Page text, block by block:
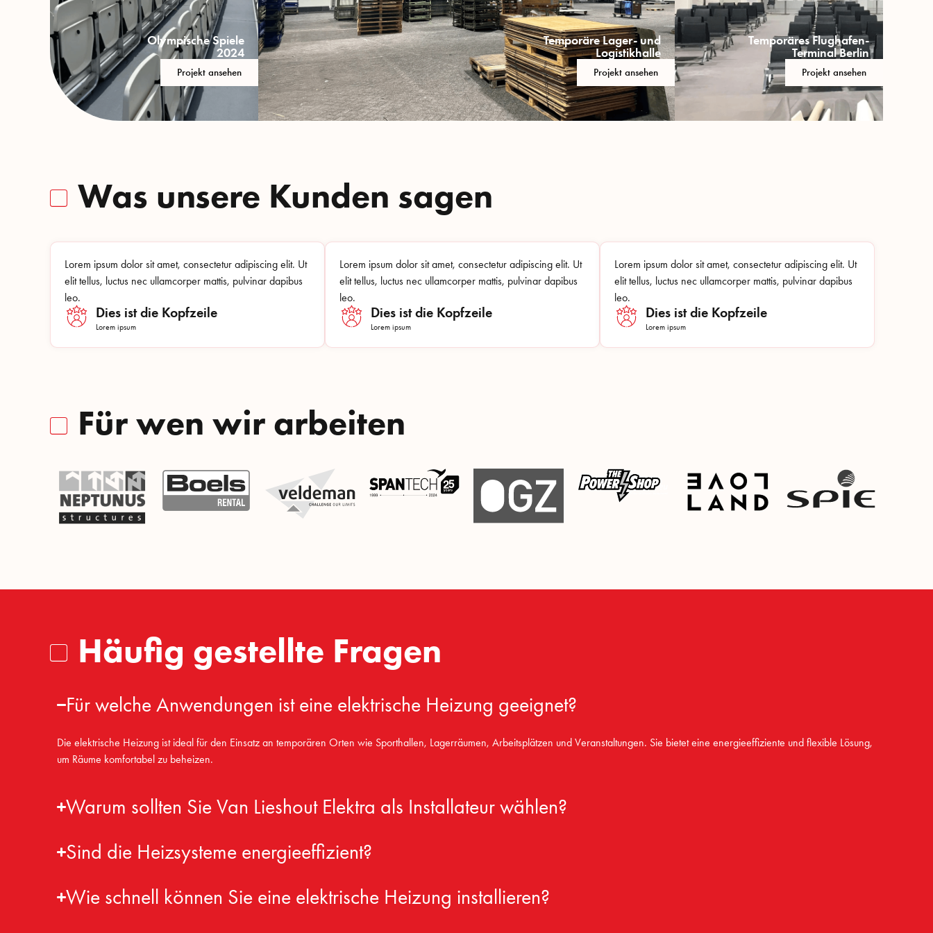
Olympische Spiele
2024
Projekt ansehen
Temporäre Lager- und
Logistikhalle
Projekt ansehen
Temporäres Flughafen-
Terminal Berlin
Projekt ansehen
Was unsere Kunden sagen
Lorem ipsum dolor sit amet, consectetur adipiscing elit. Ut
elit tellus, luctus nec ullamcorper mattis, pulvinar dapibus
leo.
Dies ist die Kopfzeile
Lorem ipsum
Lorem ipsum dolor sit amet, consectetur adipiscing elit. Ut
elit tellus, luctus nec ullamcorper mattis, pulvinar dapibus
leo.
Dies ist die Kopfzeile
Lorem ipsum
Lorem ipsum dolor sit amet, consectetur adipiscing elit. Ut
elit tellus, luctus nec ullamcorper mattis, pulvinar dapibus
leo.
Dies ist die Kopfzeile
Lorem ipsum
Für wen wir arbeiten
Häufig gestellte Fragen
Für welche Anwendungen ist eine elektrische Heizung geeignet?
Die elektrische Heizung ist ideal für den Einsatz an temporären Orten wie Sporthallen, Lagerräumen, Arbeitsplätzen und Veranstaltungen. Sie bietet eine energieeffiziente und flexible Lösung,
um Räume komfortabel zu beheizen.
Warum sollten Sie Van Lieshout Elektra als Installateur wählen?
Sind die Heizsysteme energieeffizient?
Wie schnell können Sie eine elektrische Heizung installieren?